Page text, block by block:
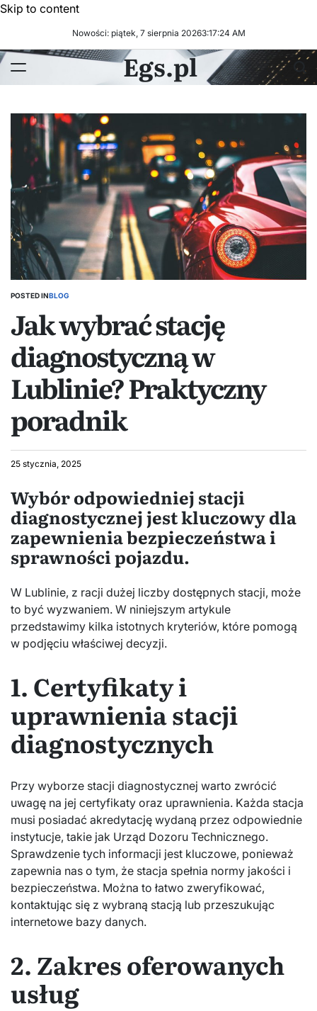
Skip to content
Nowości: piątek, 7 sierpnia 20263:17:25 AM
Egs.pl
POSTED INBLOG
Jak wybrać stację
diagnostyczną w
Lublinie? Praktyczny
poradnik
25 stycznia, 2025
Wybór odpowiedniej stacji
diagnostycznej jest kluczowy dla
zapewnienia bezpieczeństwa i
sprawności pojazdu.
W Lublinie, z racji dużej liczby dostępnych stacji, może
to być wyzwaniem. W niniejszym artykule
przedstawimy kilka istotnych kryteriów, które pomogą
w podjęciu właściwej decyzji.
1. Certyfikaty i
uprawnienia stacji
diagnostycznych
Przy wyborze stacji diagnostycznej warto zwrócić
uwagę na jej certyfikaty oraz uprawnienia. Każda stacja
musi posiadać akredytację wydaną przez odpowiednie
instytucje, takie jak Urząd Dozoru Technicznego.
Sprawdzenie tych informacji jest kluczowe, ponieważ
zapewnia nas o tym, że stacja spełnia normy jakości i
bezpieczeństwa. Można to łatwo zweryfikować,
kontaktując się z wybraną stacją lub przeszukując
internetowe bazy danych.
2. Zakres oferowanych
usług